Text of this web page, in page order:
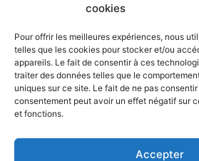
cookies
Pour offrir les meilleures expériences, nous
telles que les cookies pour stocker et/ou
appareils. Le fait de consentir à ces
traiter des données telles que le
uniques sur ce site. Le fait de ne pas
consentement peut avoir un effet négatif sur
et fonctions.
Accepter
Enregistrer mon nom, mon e-mail
navigateur pour mon prochain